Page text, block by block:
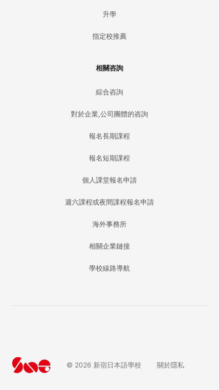
升學
指定校推薦
相關咨詢
綜合咨詢
對於企業,公司團體的咨詢
報名長期課程
報名短期課程
個人課堂報名申請
週六課程或夜間課程報名申請
海外事務所
相關企業鏈接
學校線路導航
© 2026 新宿日本語學校 關於隱私